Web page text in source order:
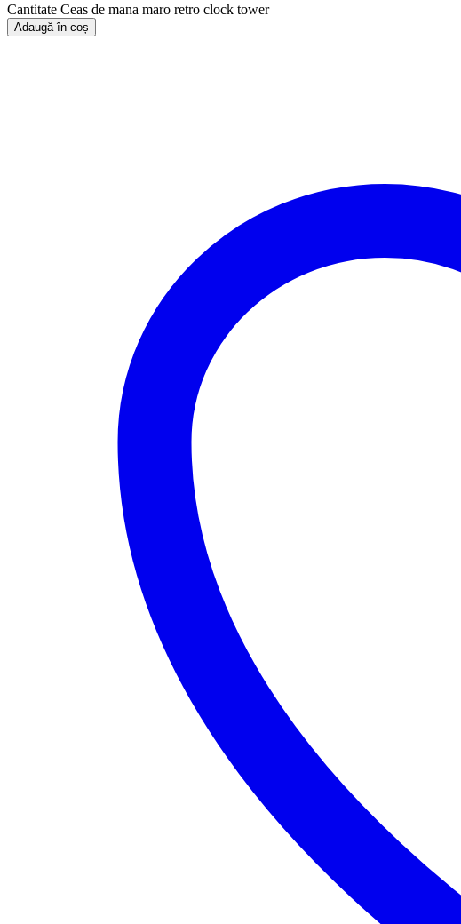
Cantitate Ceas de mana maro retro clock tower
Adaugă în coș